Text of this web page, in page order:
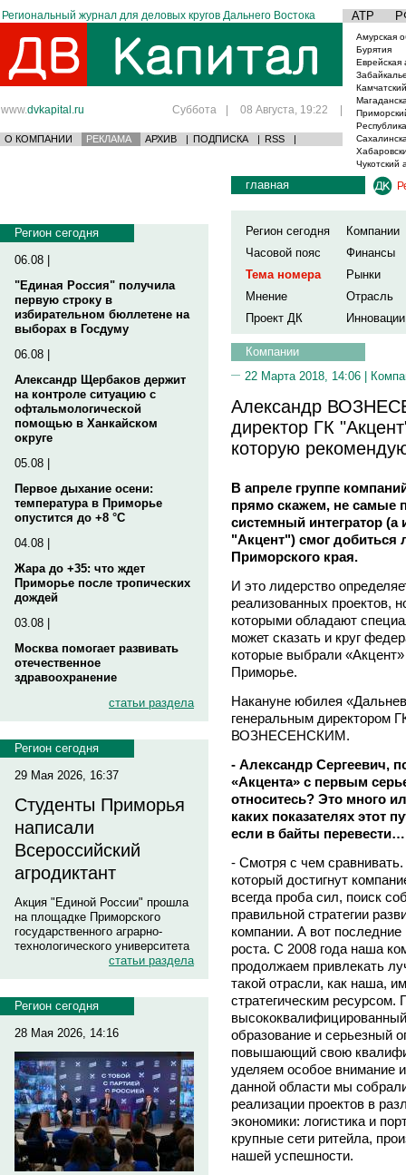
Региональный журнал для деловых кругов Дальнего Востока АТР
www.dvkapital.ru Суббота | 08 Августа, 19:22 |
О КОМПАНИИ РЕКЛАМА АРХИВ | ПОДПИСКА | RSS |
Амурская
Бурятия
Еврейская
Чукотский
Регион сегодня
06.08 |
"Единая Россия" получила
первую строку в
избирательном бюллетене на
выборах в Госдуму
06.08 |
Александр Щербаков держит
на контроле ситуацию с
офтальмологической
помощью в Ханкайском
округе
05.08 |
Первое дыхание осени:
температура в Приморье
опустится до +8 °C
04.08 |
Жара до +35: что ждет
Приморье после тропических
дождей
03.08 |
Москва помогает развивать
отечественное
здравоохранение
статьи раздела
Регион сегодня
29 Мая 2026, 16:37
Студенты Приморья
написали
Всероссийский
агродиктант
Акция "Единой России" прошла
на площадке Приморского
государственного аграрно-
технологического университета
статьи раздела
Регион сегодня
28 Мая 2026, 14:16
главная
Регион сегодня
Компании
Часовой пояс
Финансы
Тема номера
Рынки
Мнение
Отрасль
Проект ДК
Инновации
Компании
22 Марта 2018, 14:06 |
Александр
директор ГК
которую
В апреле группе
прямо скажем, не самые
системный интегратор (а
"Акцент") смог добиться
Приморского края.
И это лидерство
реализованных проектов,
которыми обладают
может сказать и круг
которые выбрали
Приморье.
Накануне юбилея
генеральным директором
ВОЗНЕСЕНСКИМ.
- Александр Сергеевич,
«Акцента» с первым
относитесь? Это много
каких показателях этот
если в байты перевести…
- Смотря с чем сравнивать.
который достигнут
всегда проба сил, поиск
правильной стратегии
компании. А вот последние
роста. С 2008 года наша
продолжаем привлекать
такой отрасли, как наша,
стратегическим ресурсом.
образование и серьезный
повышающий свою
уделяем особое внимание
данной области мы
реализации проектов в
экономики: логистика и
крупные сети ритейла,
нашей успешности.